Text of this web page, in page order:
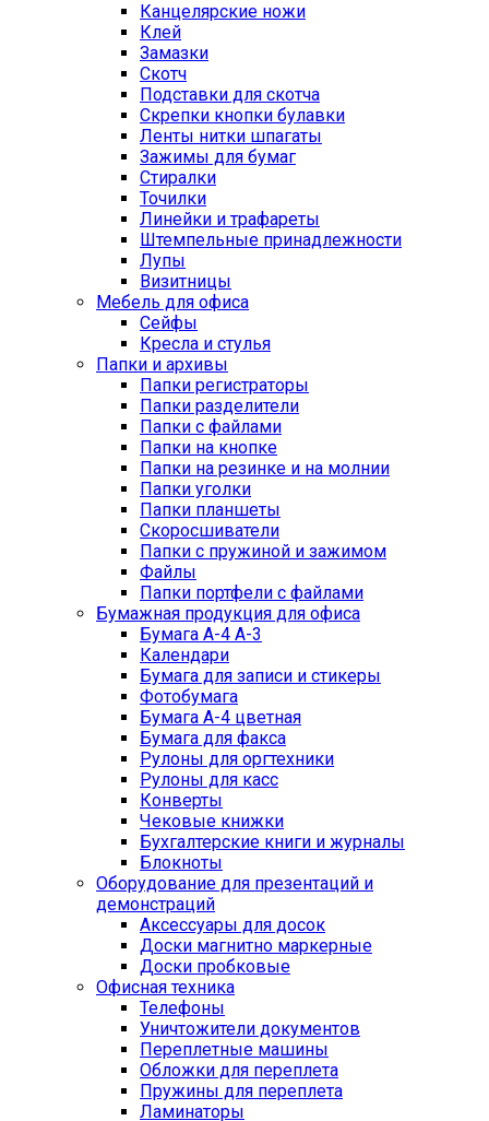
Канцелярские ножи
Клей
Замазки
Скотч
Подставки для скотча
Скрепки кнопки булавки
Ленты нитки шпагаты
Зажимы для бумаг
Стиралки
Точилки
Линейки и трафареты
Штемпельные принадлежности
Лупы
Визитницы
Мебель для офиса
Сейфы
Кресла и стулья
Папки и архивы
Папки регистраторы
Папки разделители
Папки с файлами
Папки на кнопке
Папки на резинке и на молнии
Папки уголки
Папки планшеты
Скоросшиватели
Папки с пружиной и зажимом
Файлы
Папки портфели с файлами
Бумажная продукция для офиса
Бумага А-4 А-3
Календари
Бумага для записи и стикеры
Фотобумага
Бумага А-4 цветная
Бумага для факса
Рулоны для оргтехники
Рулоны для касс
Конверты
Чековые книжки
Бухгалтерские книги и журналы
Блокноты
Оборудование для презентаций и
демонстраций
Аксессуары для досок
Доски магнитно маркерные
Доски пробковые
Офисная техника
Телефоны
Уничтожители документов
Переплетные машины
Обложки для переплета
Пружины для переплета
Ламинаторы